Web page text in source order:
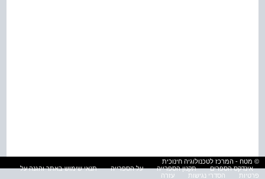
© מטח - המרכז לטכנולוגיה חינוכית
אינדקס הספרים
תקנון הספרייה על הספרייה
תנאי שימוש באתר והגנה על
פרטיות
הסדרי נגישות עזרה